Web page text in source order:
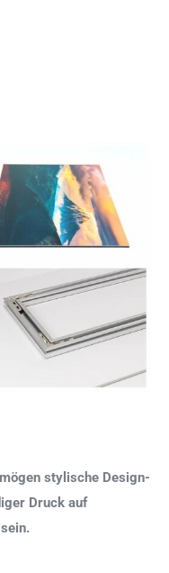
stylische Design-
Druck auf